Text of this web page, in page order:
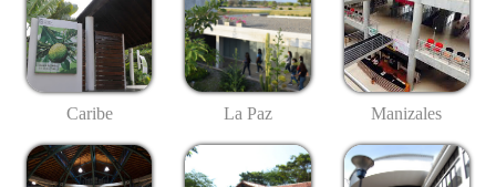
Caribe La Paz Manizales